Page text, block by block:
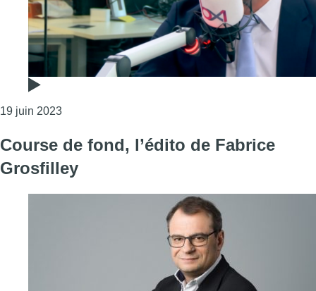
19 juin 2023Consulter l'article "Wallonie-Bruxelles
Course de fond, l’édito de Fabrice
Grosfilley